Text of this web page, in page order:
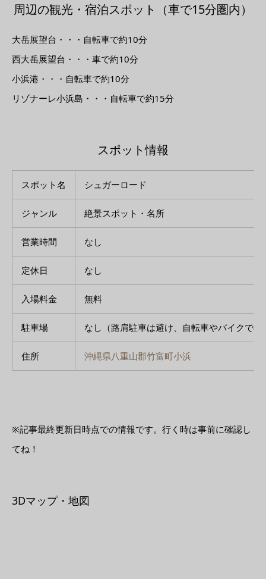
周辺の観光・宿泊スポット（車で15分圏内）
大岳展望台・・・自転車で約10分
西大岳展望台・・・車で約10分
小浜港・・・自転車で約10分
リゾナーレ小浜島・・・自転車で約15分
スポット情報
スポット名 シュガーロード
ジャンル 絶景スポット・名所
営業時間 なし
定休日 なし
入場料金 無料
駐車場 なし（路肩駐車は避け、自転車やバイクでの
住所 沖縄県八重山郡竹富町小浜
※記事最終更新日時点での情報です。行く時は事前に確認し
てね！
3Dマップ・地図